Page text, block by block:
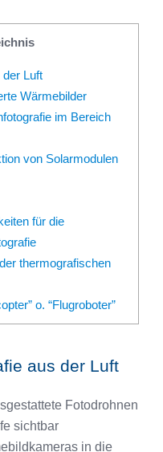
der Luft
Wärmebilder
im Bereich
von Solarmodulen
für die
thermografischen
o. “Flugroboter”
aus der Luft
Fotodrohnen
sichtbar
in die